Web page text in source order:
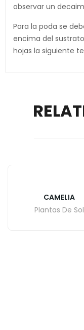
observar un
Para la poda se
encima del
hojas la siguiente
CAMELIA
Plantas De Sol